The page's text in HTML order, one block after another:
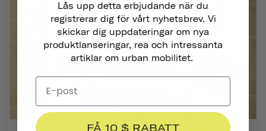
Lås upp detta erbjudande när du
registrerar dig för vårt nyhetsbrev. Vi
skickar dig uppdateringar om nya
produktlanseringar, rea och intressanta
artiklar om urban mobilitet.
FÅ 10 $ RABATT